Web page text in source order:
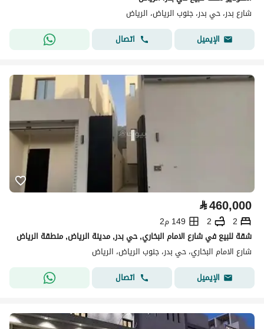
شارع بدر، حي بدر، جنوب الرياض، الرياض
الإيميل
اتصال
⃁460,000
2
2
149 م2
شقة للبيع في شارع الامام البخاري, حي بدر, مدينة الرياض, منطقة الرياض
شارع الامام البخاري، حي بدر، جنوب الرياض، الرياض
الإيميل
اتصال